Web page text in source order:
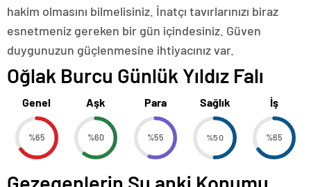
hakim olmasını bilmelisiniz. İnatçı tavırlarınızı biraz
esnetmeniz gereken bir gün içindesiniz. Güven
duygunuzun güçlenmesine ihtiyacınız var.
Oğlak Burcu Günlük Yıldız Falı
Genel
%65
Aşk
%60
Para
%55
Sağlık
%50
İş
%65